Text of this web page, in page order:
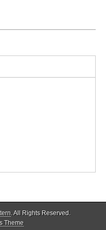
. All Rights Reserved.
Theme